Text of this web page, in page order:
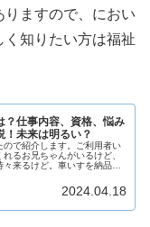
ますので、におい
く知りたい方は福祉
？仕事内容、資格、悩み
！未来は明るい？
ので紹介します。ご利用者い
るお兄ちゃんがいるけど、
来るけど。車いすを納品す
2024.04.18